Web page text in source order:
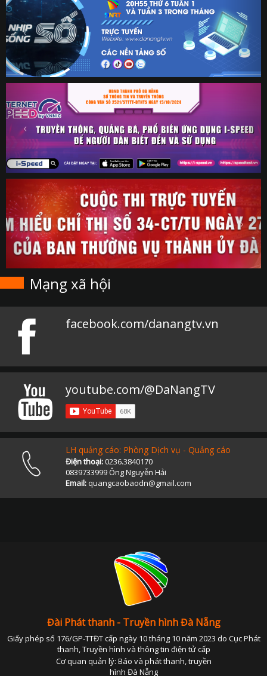
Mạng xã hội
facebook.com/danangtv.vn
youtube.com/@DaNangTV
LH quảng cáo: Phòng Dịch vụ - Quảng cáo
Điện thoại:0236.3840170
0839733999 Ông Nguyễn Hải
Email: quangcaobaodn@gmail.com
Đài Phát thanh - Truyền hình Đà Nẵng
Giấy phép số 176/GP-TTĐT cấp ngày 10 tháng 10 năm 2023 do Cục Phát
thanh, Truyền hình và thông tin điện tử cấp
Cơ quan quản lý: Báo và phát thanh, truyền
hình Đà Nẵng